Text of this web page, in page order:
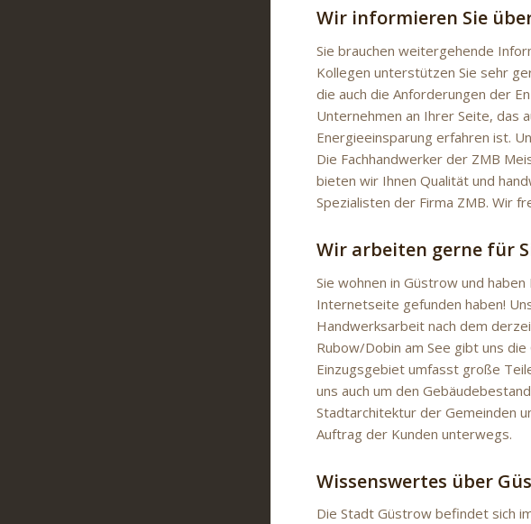
Wir informieren Sie
Sie brauchen weitergehende
Kollegen unterstützen Sie sehr
die auch die Anforderungen der
Unternehmen an Ihrer Seite, das
Energieeinsparung erfahren ist.
Die Fachhandwerker der ZMB
bieten wir Ihnen Qualität und
Spezialisten der Firma ZMB. Wir
Wir arbeiten gerne für
Sie wohnen in Güstrow und
Internetseite gefunden haben!
Handwerksarbeit nach dem
Rubow/Dobin am See gibt uns
Einzugsgebiet umfasst große
uns auch um den
Stadtarchitektur der Gemeinden
Auftrag der Kunden unterwegs.
Wissenswertes über
Die Stadt Güstrow befindet sich